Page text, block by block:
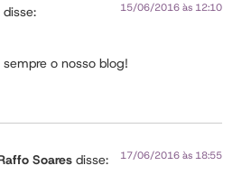
disse: 15/06/2016 às 12:10
o nosso blog!
Soares disse: 17/06/2016 às 18:55